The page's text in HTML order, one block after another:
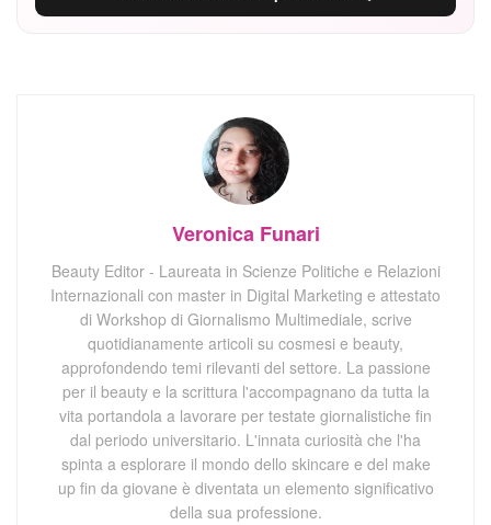
Veronica Funari
Beauty Editor - Laureata in Scienze Politiche e Relazioni
Internazionali con master in Digital Marketing e attestato
di Workshop di Giornalismo Multimediale, scrive
quotidianamente articoli su cosmesi e beauty,
approfondendo temi rilevanti del settore. La passione
per il beauty e la scrittura l'accompagnano da tutta la
vita portandola a lavorare per testate giornalistiche fin
dal periodo universitario. L'innata curiosità che l'ha
spinta a esplorare il mondo dello skincare e del make
up fin da giovane è diventata un elemento significativo
della sua professione.